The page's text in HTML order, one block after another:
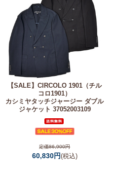
【SALE】CIRCOLO 1901（チル
コロ1901）
カシミヤタッチジャージー ダブル
ジャケット 37052003109
定価86,900円
60,830円(税込)